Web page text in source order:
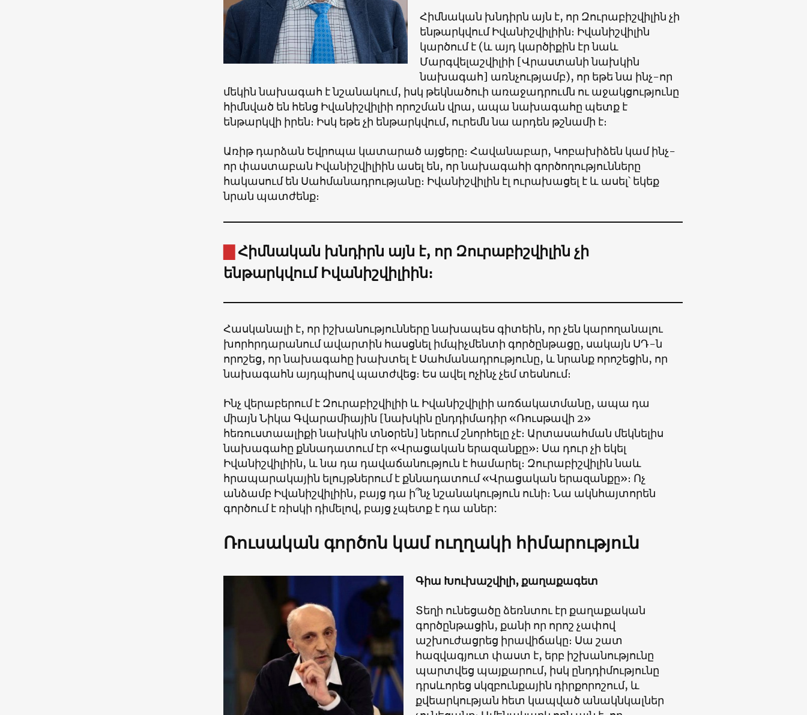
Հիմնական խնդիրն այն է, որ Զուրաբիշվիլին չի
ենթարկվում Իվանիշվիլիին։ Իվանիշվիլին
կարծում է (և այդ կարծիքին էր նաև
Մարգվելաշվիլիի [Վրաստանի նախկին
նախագահ] առնչությամբ), որ եթե նա ինչ-որ
մեկին նախագահ է նշանակում, իսկ թեկնածուի առաջադրումն ու աջակցությունը
հիմնված են հենց Իվանիշվիլիի որոշման վրա, ապա նախագահը պետք է
ենթարկվի իրեն։ Իսկ եթե չի ենթարկվում, ուրեմն նա արդեն թշնամի է։
Առիթ դարձան Եվրոպա կատարած այցերը։ Հավանաբար, Կոբախիձեն կամ ինչ-
որ փաստաբան Իվանիշվիլիին ասել են, որ նախագահի գործողությունները
հակասում են Սահմանադրությանը։ Իվանիշվիլին էլ ուրախացել է և ասել՝ եկեք
նրան պատժենք։
▇Հիմնական խնդիրն այն է, որ Զուրաբիշվիլին չի
ենթարկվում Իվանիշվիլիին։
Հասկանալի է, որ իշխանությունները նախապես գիտեին, որ չեն կարողանալու
խորհրդարանում ավարտին հասցնել իմպիչմենտի գործընթացը, սակայն ՍԴ-ն
որոշեց, որ նախագահը խախտել է Սահմանադրությունը, և նրանք որոշեցին, որ
նախագահն այդպիսով պատժվեց։ Ես ավել ոչինչ չեմ տեսնում։
Ինչ վերաբերում է Զուրաբիշվիլիի և Իվանիշվիլիի առճակատմանը, ապա դա
միայն Նիկա Գվարամիային [նախկին ընդդիմադիր «Ռուսթավի 2»
հեռուստաալիքի նախկին տնօրեն] ներում շնորհելը չէ։ Արտասահման մեկնելիս
նախագահը քննադատում էր «Վրացական երազանքը»։ Սա դուր չի եկել
Իվանիշվիլիին, և նա դա դավաճանություն է համարել։ Զուրաբիշվիլին նաև
հրապարակային ելույթներում է քննադատում «Վրացական երազանքը»։ Ոչ
անձամբ Իվանիշվիլիին, բայց դա ի՞նչ նշանակություն ունի։ Նա ակնհայտորեն
գործում է ռիսկի դիմելով, բայց չպետք է դա աներ:
Ռուսական գործոն կամ ուղղակի հիմարություն
Գիա Խուխաշվիլի, քաղաքագետ
Տեղի ունեցածը ձեռնտու էր քաղաքական
գործընթացին, քանի որ որոշ չափով
աշխուժացրեց իրավիճակը։ Սա շատ
հազվագյուտ փաստ է, երբ իշխանությունը
պարտվեց պայքարում, իսկ ընդդիմությունը
դրսևորեց սկզբունքային դիրքորոշում, և
քվեարկության հետ կապված անակնկալներ